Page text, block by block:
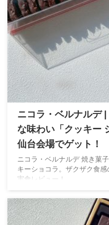
ニコラ・ベルナルデ
な味わい「クッキー
仙台会場でゲット！
ニコラ・ベルナルデ 焼き菓
キーショコラ。ザクザク食
実食レビュー！